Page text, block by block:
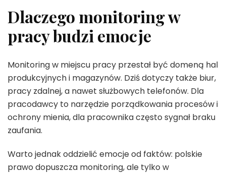
Dlaczego monitoring w
pracy budzi emocje
Monitoring w miejscu pracy przestał być domeną hal
produkcyjnych i magazynów. Dziś dotyczy także biur,
pracy zdalnej, a nawet służbowych telefonów. Dla
pracodawcy to narzędzie porządkowania procesów i
ochrony mienia, dla pracownika często sygnał braku
zaufania.
Warto jednak oddzielić emocje od faktów: polskie
prawo dopuszcza monitoring, ale tylko w